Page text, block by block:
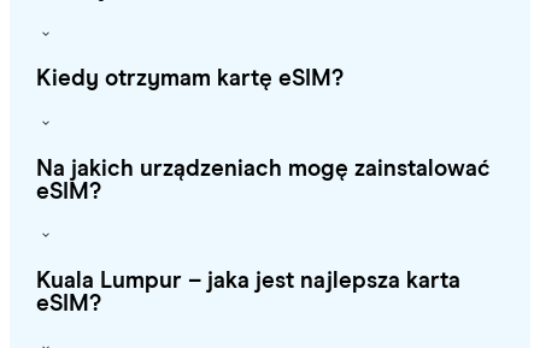
Kiedy otrzymam kartę eSIM?
Na jakich urządzeniach mogę zainstalować
eSIM?
Kuala Lumpur – jaka jest najlepsza karta
eSIM?